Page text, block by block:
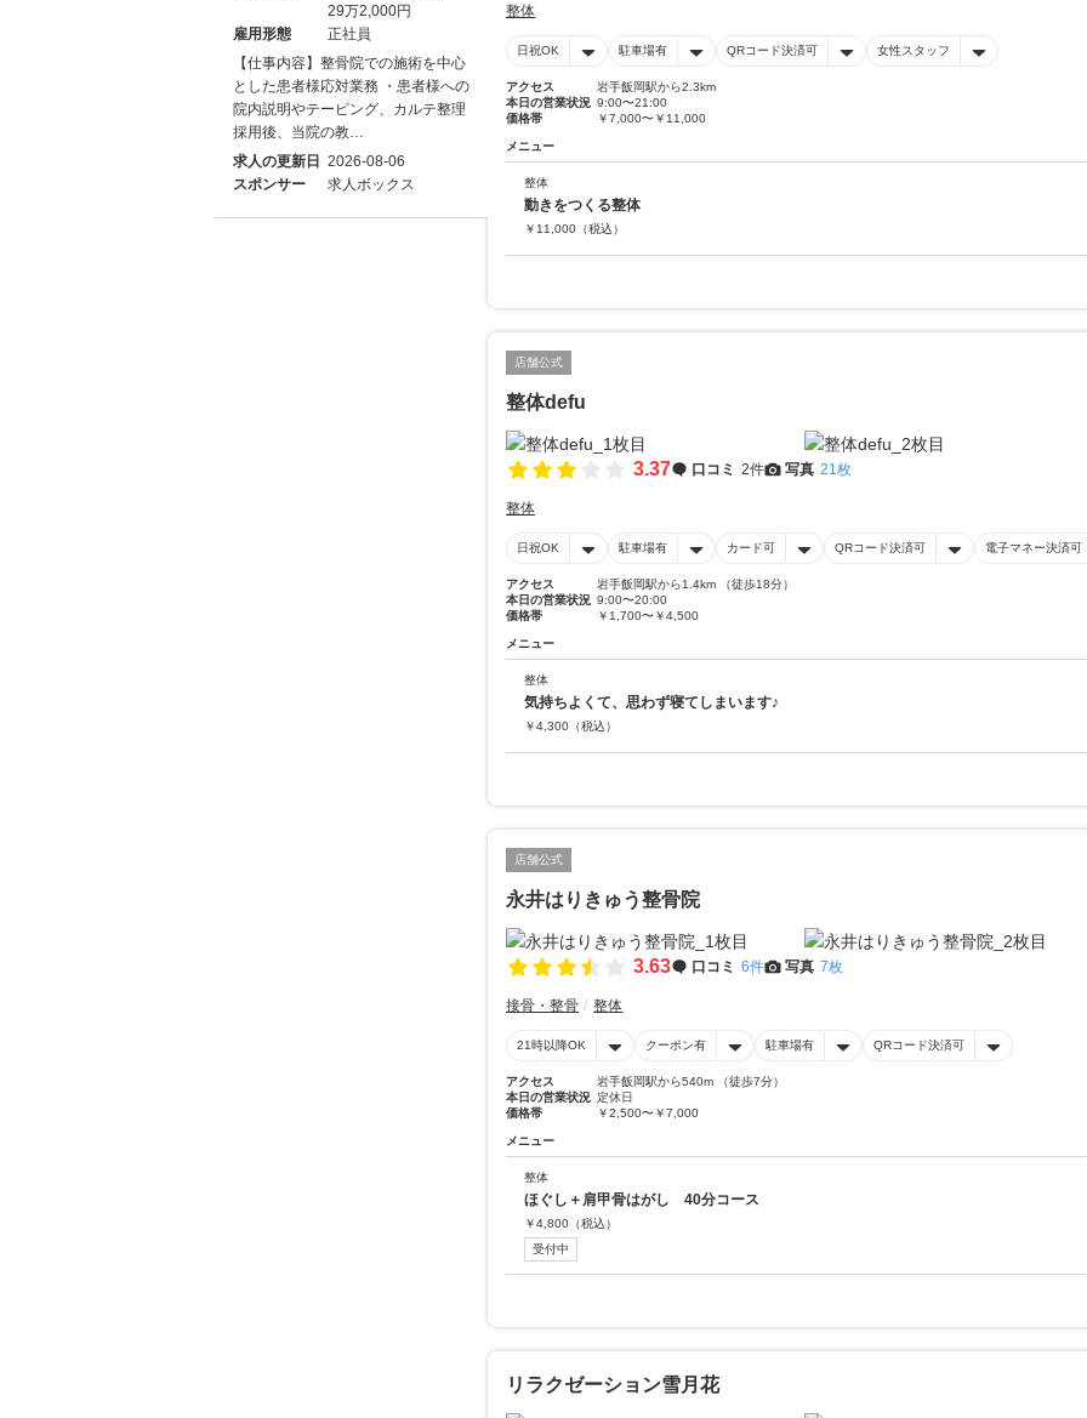
整体
日祝OK 駐車場有 QRコード決済可 女性スタッフ
アクセス
岩手飯岡駅から2.3km
本日の営業状況 9:00〜21:00
価格帯
￥7,000〜￥11,000
メニュー
整体
動きをつくる整体
￥ 11,000 （税込）
店舗公式
整体defu
3.37 口コミ 2件 写真 21枚
整体
日祝OK 駐車場有 カード可 QRコード決済可 電子マネー決済可
アクセス
岩手飯岡駅から1.4km （徒歩18分）
本日の営業状況 9:00〜20:00
価格帯
￥1,700〜￥4,500
メニュー
整体
気持ちよくて、思わず寝てしまいます♪
￥4,300 （税込）
店舗公式
永井はりきゅう整骨院
3.63 口コミ 6件 写真 7枚
接骨・整骨 整体
21時以降OK クーポン有 駐車場有 QRコード決済可
アクセス
岩手飯岡駅から540m （徒歩7分）
本日の営業状況 定休日
価格帯
￥2,500〜￥7,000
メニュー
整体
ほぐし＋肩甲骨はがし 40分コース
￥4,800 （税込）
受付中
リラクゼーション雪月花
29万2,000円
雇用形態
正社員
【仕事内容】整骨院での施術を中心
とした患者様応対業務 ・患者様への
院内説明やテーピング、カルテ整理
採用後、当院の教…
求人の更新日 2026-08-06
スポンサー
求人ボックス